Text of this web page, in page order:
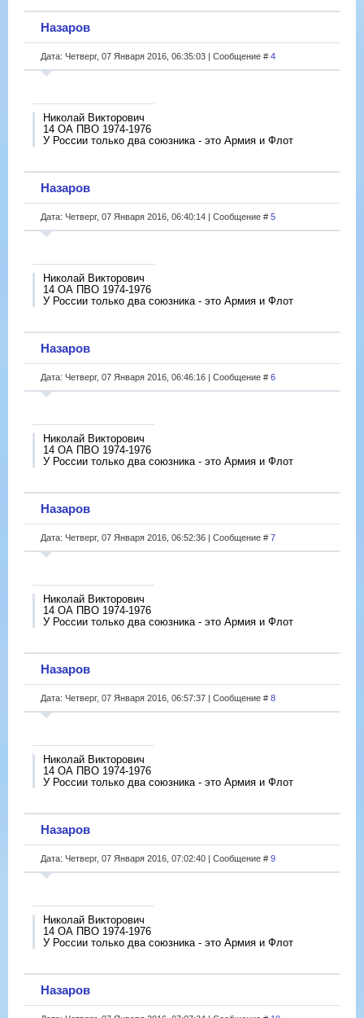
Назаров
Дата: Четверг, 07 Января 2016, 06:35:03 | Сообщение # 4
Николай Викторович
14 ОА ПВО 1974-1976
У России только два союзника - это Армия и Флот
Назаров
Дата: Четверг, 07 Января 2016, 06:40:14 | Сообщение # 5
Николай Викторович
14 ОА ПВО 1974-1976
У России только два союзника - это Армия и Флот
Назаров
Дата: Четверг, 07 Января 2016, 06:46:16 | Сообщение # 6
Николай Викторович
14 ОА ПВО 1974-1976
У России только два союзника - это Армия и Флот
Назаров
Дата: Четверг, 07 Января 2016, 06:52:36 | Сообщение # 7
Николай Викторович
14 ОА ПВО 1974-1976
У России только два союзника - это Армия и Флот
Назаров
Дата: Четверг, 07 Января 2016, 06:57:37 | Сообщение # 8
Николай Викторович
14 ОА ПВО 1974-1976
У России только два союзника - это Армия и Флот
Назаров
Дата: Четверг, 07 Января 2016, 07:02:40 | Сообщение # 9
Николай Викторович
14 ОА ПВО 1974-1976
У России только два союзника - это Армия и Флот
Назаров